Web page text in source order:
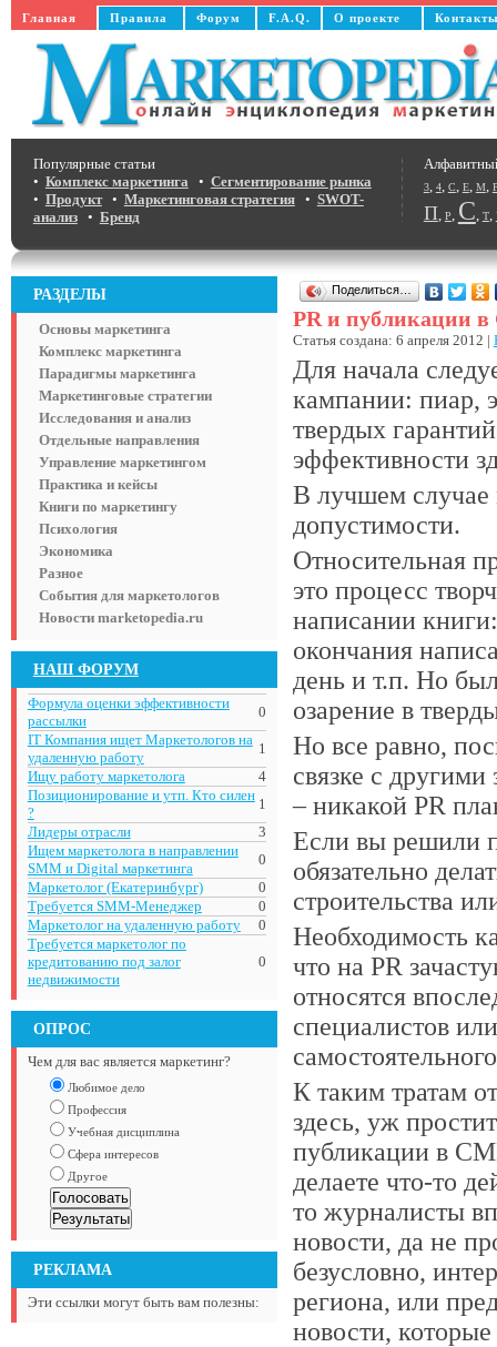
Главная Правила Форум F.A.Q. О проекте
3, 4, C, E, M,
П, Р, С, Т,
Популярные статьи
• Комплекс маркетинга • Сегментирование рынка
• Продукт• Маркетинговая стратегия• SWOT-
анализ• Бренд
РАЗДЕЛЫ
Основы маркетинга
Комплекс маркетинга
Парадигмы маркетинга
Маркетинговые стратегии
Исследования и анализ
Отдельные направления
Управление маркетингом
Практика и кейсы
Книги по маркетингу
Психология
Экономика
Разное
События для маркетологов
Новости marketopedia.ru
НАШ ФОРУМ
Формула оценки эффективности
рассылки
0
IT Компания ищет Маркетологов на
удаленную работу
1
Ищу работу маркетолога
4
Позиционирование и утп. Кто силен
?
1
Лидеры отрасли
3
Ищем маркетолога в направлении
SMM и Digital маркетинга
0
Маркетолог (Екатеринбург)
0
Требуется SMM-Менеджер
0
Маркетолог на удаленную работу
0
Требуется маркетолог по
кредитованию под залог
недвижимости
0
ОПРОС
Чем для вас является маркетинг?
Любимое дело
Профессия
Учебная дисциплина
Сфера интересов
Другое
РЕКЛАМА
Эти ссылки могут быть вам полезны:
Поделиться…
PR и публикации
Статья создана: 6 апреля 2012 |
Для начала
кампании: пиар,
твердых
эффективности
В лучшем случае
допустимости.
Относительная
это процесс
написании
окончания
день и т.п. Но
озарение в
Но все равно,
связке с
– никакой PR
Если вы решили
обязательно
строительства
Необходимость
что на PR
относятся
специалистов
К таким тратам
здесь, уж
публикации в
делаете что-то
то журналисты
новости, да не
безусловно,
региона, или
новости,